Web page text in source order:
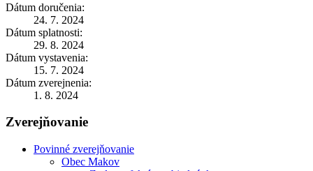
Dátum doručenia:
24. 7. 2024
Dátum splatnosti:
29. 8. 2024
Dátum vystavenia:
15. 7. 2024
Dátum zverejnenia:
1. 8. 2024
Zverejňovanie
Povinné zverejňovanie
Obec Makov